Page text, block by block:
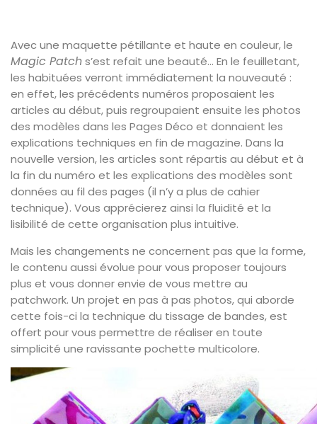
Avec une maquette pétillante et haute en couleur, le
Magic Patchs’est refait une beauté… En le feuilletant,
les habituées verront immédiatement la nouveauté :
en effet, les précédents numéros proposaient les
articles au début, puis regroupaient ensuite les photos
des modèles dans les Pages Déco et donnaient les
explications techniques en fin de magazine. Dans la
nouvelle version, les articles sont répartis au début et à
la fin du numéro et les explications des modèles sont
données au fil des pages (il n’y a plus de cahier
technique). Vous apprécierez ainsi la fluidité et la
lisibilité de cette organisation plus intuitive.
Mais les changements ne concernent pas que la forme,
le contenu aussi évolue pour vous proposer toujours
plus et vous donner envie de vous mettre au
patchwork. Un projet en pas à pas photos, qui aborde
cette fois-ci la technique du tissage de bandes, est
offert pour vous permettre de réaliser en toute
simplicité une ravissante pochette multicolore.